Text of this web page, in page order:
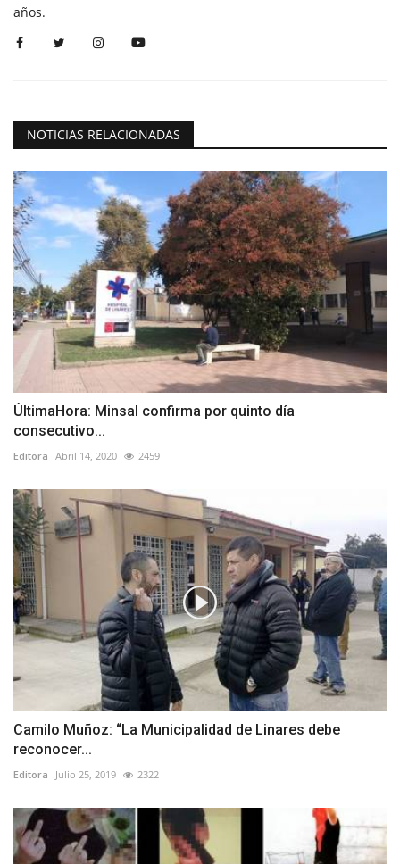
años.
NOTICIAS RELACIONADAS
ÚltimaHora: Minsal confirma por quinto día
consecutivo...
Editora Abril 14, 2020 2459
Camilo Muñoz: “La Municipalidad de Linares debe
reconocer...
Editora Julio 25, 2019 2322